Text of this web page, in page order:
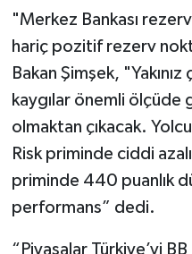
"Merkez Bankası
hariç pozitif rezerv
Bakan Şimşek,
kaygılar önemli ölçüde
olmaktan çıkacak.
Risk priminde ciddi
priminde 440 puanlık
performans” dedi.
“Piyasalar Türkiye’yi